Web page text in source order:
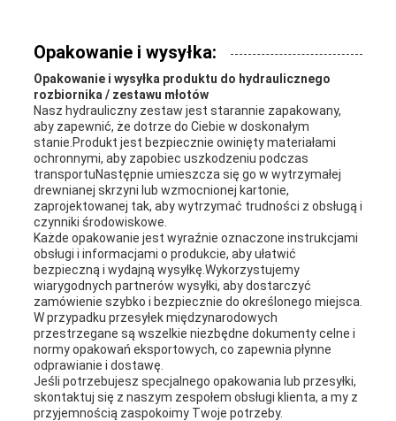
Opakowanie i wysyłka:
Opakowanie i wysyłka produktu do hydraulicznego
rozbiornika / zestawu młotów
Nasz hydrauliczny zestaw jest starannie zapakowany,
aby zapewnić, że dotrze do Ciebie w doskonałym
stanie.Produkt jest bezpiecznie owinięty materiałami
ochronnymi, aby zapobiec uszkodzeniu podczas
transportuNastępnie umieszcza się go w wytrzymałej
drewnianej skrzyni lub wzmocnionej kartonie,
zaprojektowanej tak, aby wytrzymać trudności z obsługą i
czynniki środowiskowe.
Każde opakowanie jest wyraźnie oznaczone instrukcjami
obsługi i informacjami o produkcie, aby ułatwić
bezpieczną i wydajną wysyłkę.Wykorzystujemy
wiarygodnych partnerów wysyłki, aby dostarczyć
zamówienie szybko i bezpiecznie do określonego miejsca.
W przypadku przesyłek międzynarodowych
przestrzegane są wszelkie niezbędne dokumenty celne i
normy opakowań eksportowych, co zapewnia płynne
odprawianie i dostawę.
Jeśli potrzebujesz specjalnego opakowania lub przesyłki,
skontaktuj się z naszym zespołem obsługi klienta, a my z
przyjemnością zaspokoimy Twoje potrzeby.